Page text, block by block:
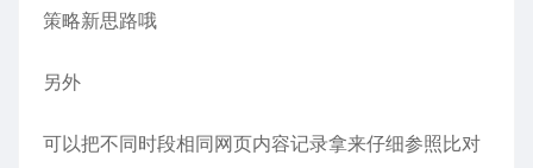
策略新思路哦
另外
可以把不同时段相同网页内容记录拿来仔细参照比对